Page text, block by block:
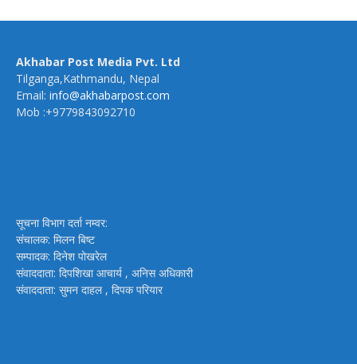
Akhabar Post Media Pvt. Ltd
Tilganga,Kathmandu, Nepal
Email: info@akhabarpost.com
Mob :+9779843092710
सूचना विभाग दर्ता नम्वर:
संचालक: मिलन बिष्ट
सम्पादक: दिनेश पोखरेल
संवाददाता: दिपशिखा आचार्य , अनिस अधिकारी
संवाददाता: सुमन दाहल , दिपक परियार